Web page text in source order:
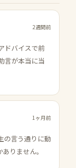
2週間前
ドバイスで前
言が本当に当
1ヶ月前
の言う通りに動
りません。